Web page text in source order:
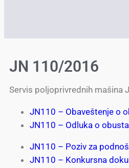
JN 110/2016
Servis poljoprivrednih mašina
JN110 – Obaveštenje o
JN110 – Odluka o
JN110 – Poziv za
JN110 – Konkursna